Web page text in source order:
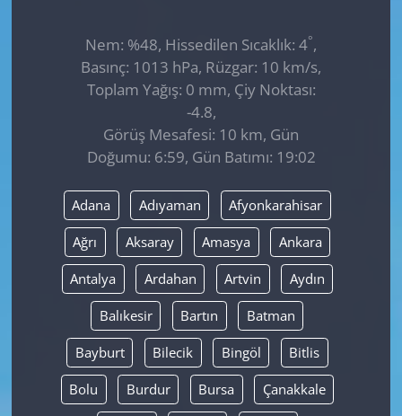
Nem: %48, Hissedilen Sıcaklık: 4°,
Basınç: 1013 hPa, Rüzgar: 10 km/s,
Toplam Yağış: 0 mm, Çiy Noktası:
-4.8,
Görüş Mesafesi: 10 km, Gün
Doğumu: 6:59, Gün Batımı: 19:02
Adana Adıyaman Afyonkarahisar
Ağrı Aksaray Amasya Ankara
Antalya Ardahan Artvin Aydın
Balıkesir Bartın Batman
Bayburt Bilecik Bingöl Bitlis
Bolu Burdur Bursa Çanakkale